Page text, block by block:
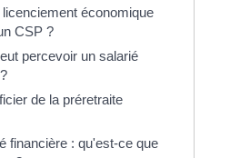
économique
CSP ?
percevoir un salarié
de la préretraite
financière : qu'est-ce que